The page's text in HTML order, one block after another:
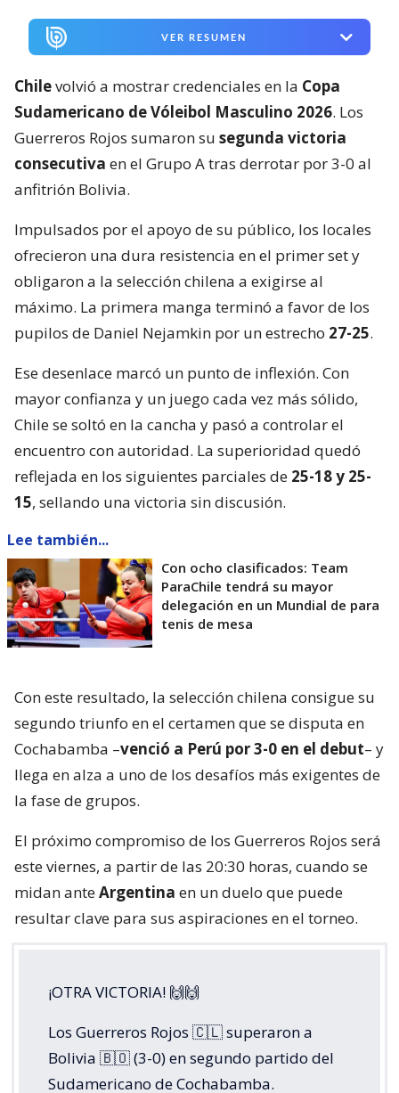
VER RESUMEN
Chilevolvió a mostrar credenciales en la Copa
Sudamericano de Vóleibol Masculino 2026. Los
Guerreros Rojos sumaron su segunda victoria
consecutiva en el Grupo A tras derrotar por 3-0 al
anfitrión Bolivia.
Impulsados por el apoyo de su público, los locales
ofrecieron una dura resistencia en el primer set y
obligaron a la selección chilena a exigirse al
máximo. La primera manga terminó a favor de los
pupilos de Daniel Nejamkin por un estrecho 27-25.
Ese desenlace marcó un punto de inflexión. Con
mayor confianza y un juego cada vez más sólido,
Chile se soltó en la cancha y pasó a controlar el
encuentro con autoridad. La superioridad quedó
reflejada en los siguientes parciales de 25-18 y 25-
15, sellando una victoria sin discusión.
Lee también...
Con ocho clasificados: Team
ParaChile tendrá su mayor
delegación en un Mundial de para
tenis de mesa
Con este resultado, la selección chilena consigue su
segundo triunfo en el certamen que se disputa en
Cochabamba –venció a Perú por 3-0 en el debut– y
llega en alza a uno de los desafíos más exigentes de
la fase de grupos.
El próximo compromiso de los Guerreros Rojos será
este viernes, a partir de las 20:30 horas, cuando se
midan anteArgentina en un duelo que puede
resultar clave para sus aspiraciones en el torneo.
¡OTRA VICTORIA! 🙌🙌
Los Guerreros Rojos 🇨🇱 superaron a
Bolivia 🇧🇴 (3-0) en segundo partido del
Sudamericano de Cochabamba.